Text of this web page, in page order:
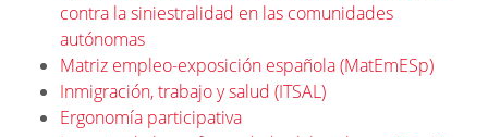
contra la siniestralidad en las comunidades
autónomas
Matriz empleo-exposición española (MatEmESp)
Inmigración, trabajo y salud (ITSAL)
Ergonomía participativa